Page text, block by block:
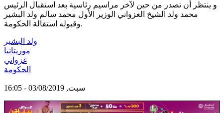
و ينتظر أن تصدر من حين لآخر مراسيم رئاسية بعد استقبال الرئيس
محمد ولد الشيخ الغزواني الوزير الأول محمد سالم ولد البشير
وقبوله استقالة الحكومة.
ولد البشير
موريتانيا
غزواني
الحكومة
سبت, 03/08/2019 - 16:05